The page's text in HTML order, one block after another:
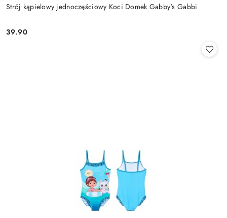
Strój kąpielowy jednoczęściowy Koci Domek Gabby's Gabbi
Cena:
39.90